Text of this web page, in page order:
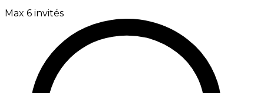
Max 6 invités